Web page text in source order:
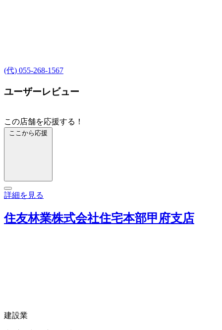
(代) 055-268-1567
ユーザーレビュー
この店舗を応援する！
ここから応援
詳細を見る
住友林業株式会社住宅本部甲府支店
建設業